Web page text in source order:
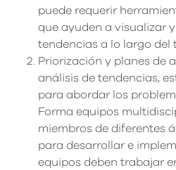
puede requerir
que ayuden a visualizar
tendencias a lo largo del
Priorización y planes de
análisis de tendencias,
para abordar los
Forma equipos
miembros de diferentes
para desarrollar e
equipos deben trabajar